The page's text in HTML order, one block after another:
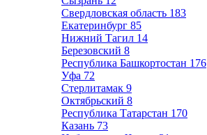
Свердловская область 183
Екатеринбург 85
Нижний Тагил 14
Березовский 8
Республика Башкортостан 176
Уфа 72
Стерлитамак 9
Октябрьский 8
Республика Татарстан 170
Казань 73